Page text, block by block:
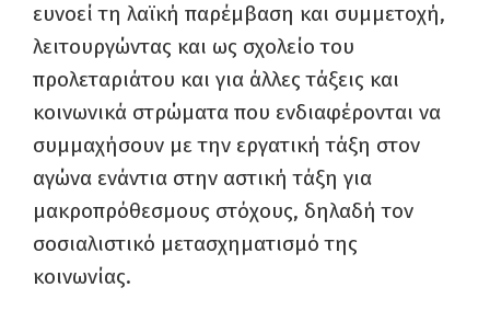
ευνοεί τη λαϊκή παρέμβαση και συμμετοχή,
λειτουργώντας και ως σχολείο του
προλεταριάτου και για άλλες τάξεις και
κοινωνικά στρώματα που ενδιαφέρονται να
συμμαχήσουν με την εργατική τάξη στον
αγώνα ενάντια στην αστική τάξη για
μακροπρόθεσμους στόχους, δηλαδή τον
σοσιαλιστικό μετασχηματισμό της
κοινωνίας.